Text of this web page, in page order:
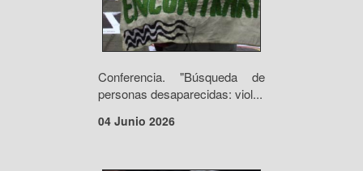
Conferencia. "Búsqueda de
personas desaparecidas: viol...
04 Junio 2026